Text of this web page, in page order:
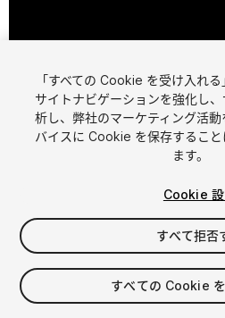
1/ 17
$25
消費税は決済時に計算されます
「すべての Cookie を受け入れる
サイトナビゲーションを強化し
析し、弊社のマーケティング活
バイスに Cookie を保存すること
ます。
Cookie 設
すべて拒否
すべての Cookie